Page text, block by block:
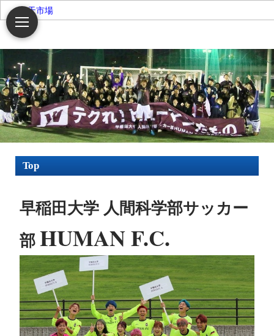
楽天市場
Top
早稲田大学 人間科学部サッカー
部HUMAN F.C.